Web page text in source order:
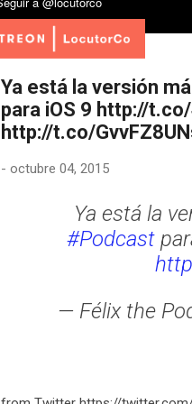
Ya está la versión
para iOS 9 http://
http://t.co/
- octubre 04, 2015
Ya está la
#Podcast
— Félix the